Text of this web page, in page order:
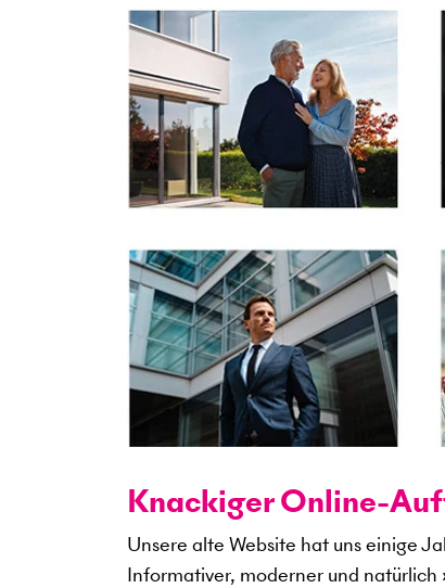
Knackiger Online-
Unsere alte Website hat uns einige
Informativer, moderner und natürlich